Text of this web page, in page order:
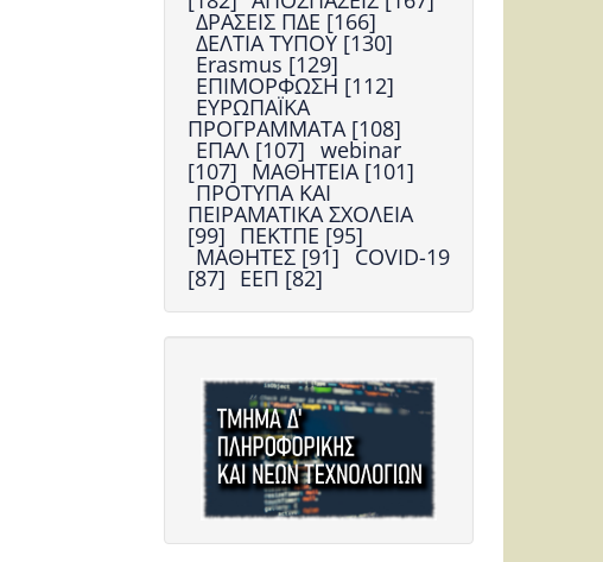
ΔΡΑΣΕΙΣ ΠΔΕ [166]
ΔΕΛΤΙΑ ΤΥΠΟΥ [130]
Erasmus [129]
ΕΠΙΜΟΡΦΩΣΗ [112]
ΕΥΡΩΠΑΪΚΑ
ΠΡΟΓΡΑΜΜΑΤΑ [108]
ΕΠΑΛ [107] webinar
[107] ΜΑΘΗΤΕΙΑ [101]
ΠΡΟΤΥΠΑ ΚΑΙ
ΠΕΙΡΑΜΑΤΙΚΑ ΣΧΟΛΕΙΑ
[99] ΠΕΚΤΠΕ [95]
ΜΑΘΗΤΕΣ [91] COVID-19
[87] ΕΕΠ [82]